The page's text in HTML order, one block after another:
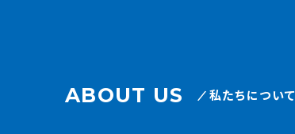
ABOUT US 私たちについて